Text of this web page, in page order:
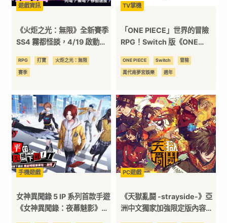
技
全
方
位
資
訊
平
遊戲資訊
《火炬之光：無限》全新賽季
SS4 霧都怪談，4/19 啟動！
RPG 打寶 火炬之光：無限
賽季
TV掌機
「ONE PIECE」世界的冒險
RPG！Switch 版《ONE
於 7 月 25 日發售！
ONE PIECE Switch 冒險
萬代南夢宮娛樂 週年
手機遊戲
女神異聞錄 5 IP 系列首款手遊
《女神異聞錄：夜幕魅影》本
PC遊戲
《天獄亂鬪 -strayside-》亞
洲中文獨家加強限定版內容公